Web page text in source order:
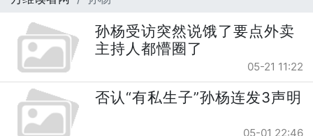
孙杨受访突然说饿了要点外卖
主持人都懵圈了
05-21 11:22
否认“有私生子”孙杨连发3声明
05-01 22:46